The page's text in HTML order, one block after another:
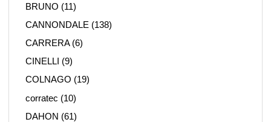
BRUNO (11)
CANNONDALE (138)
CARRERA(6)
CINELLI (9)
COLNAGO (19)
corratec (10)
DAHON (61)